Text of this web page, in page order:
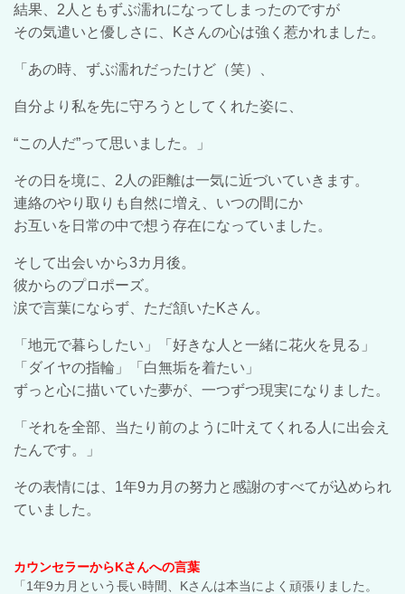
結果、2人ともずぶ濡れになってしまったのですが
その気遣いと優しさに、Kさんの心は強く惹かれました。
「あの時、ずぶ濡れだったけど（笑）、
自分より私を先に守ろうとしてくれた姿に、
“この人だ”って思いました。」
その日を境に、2人の距離は一気に近づいていきます。
連絡のやり取りも自然に増え、いつの間にか
お互いを日常の中で想う存在になっていました。
そして出会いから3カ月後。
彼からのプロポーズ。
涙で言葉にならず、ただ頷いたKさん。
「地元で暮らしたい」「好きな人と一緒に花火を見る」
「ダイヤの指輪」「白無垢を着たい」
ずっと心に描いていた夢が、一つずつ現実になりました。
「それを全部、当たり前のように叶えてくれる人に出会え
たんです。」
その表情には、1年9カ月の努力と感謝のすべてが込められ
ていました。
カウンセラーからKさんへの言葉
「1年9カ月という長い時間、Kさんは本当によく頑張りました。